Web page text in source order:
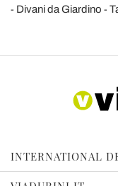
Divani da Giardino
INTERNATIONAL